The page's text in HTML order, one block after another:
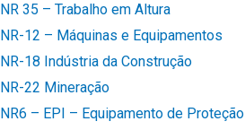
NR 35 – Trabalho em Altura
NR-12 – Máquinas e Equipamentos
NR-18 Indústria da Construção
NR-22 Mineração
NR6 – EPI – Equipamento de Proteção